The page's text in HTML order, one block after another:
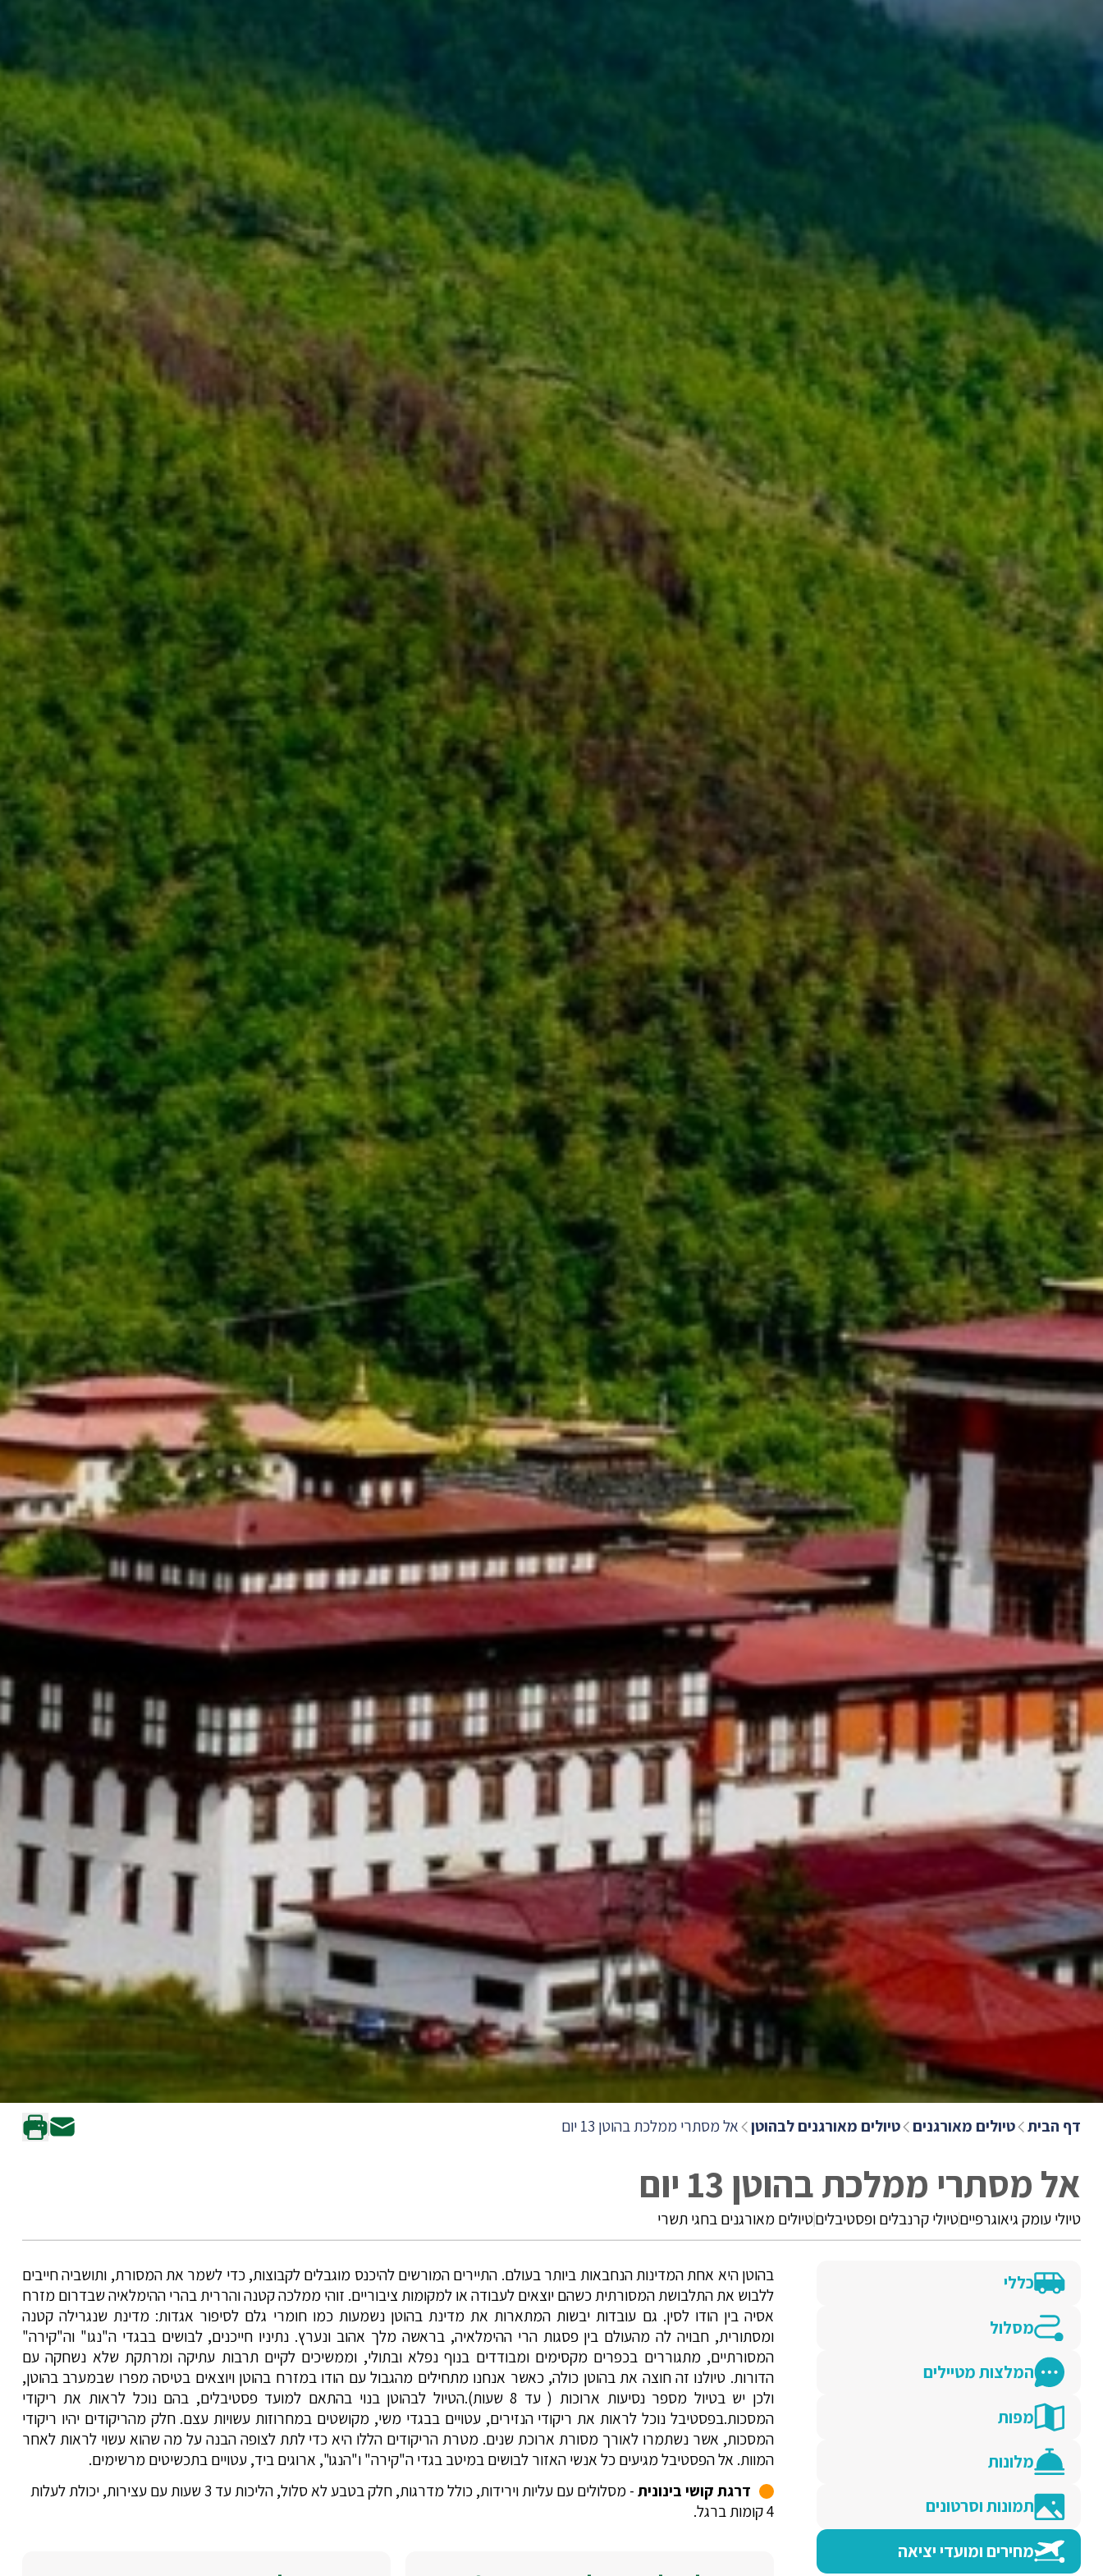
דף הבית טיולים מאורגנים טיולים מאורגנים לבהוטן אל מסתרי ממלכת בהוטן 13 יום
אל מסתרי ממלכת בהוטן 13 יום
טיולי עומק גיאוגרפייםטיולי קרנבלים ופסטיבליםטיולים מאורגנים בחגי תשרי
כללי
מסלול
המלצות מטיילים
מפות
מלונות
תמונות וסרטונים
מחירים ומועדי יציאה
בהוטן היא אחת המדינות הנחבאות ביותר בעולם. התיירים המורשים להיכנס מוגבלים לקבוצות, כדי לשמר את המסורת, ותושביה חייבים
ללבוש את התלבושת המסורתית כשהם יוצאים לעבודה או למקומות ציבוריים. זוהי ממלכה קטנה והררית בהרי ההימלאיה שבדרום מזרח
אסיה בין הודו לסין. גם עובדות יבשות המתארות את מדינת בהוטן נשמעות כמו חומרי גלם לסיפור אגדות: מדינת שנגרילה קטנה
ומסתורית, חבויה לה מהעולם בין פסגות הרי ההימלאיה, בראשה מלך אהוב ונערץ. נתיניו חייכנים, לבושים בבגדי ה"נגו" וה"קירה"
המסורתיים, מתגוררים בכפרים מקסימים ומבודדים בנוף נפלא ובתולי, וממשיכים לקיים תרבות עתיקה ומרתקת שלא נשחקה עם
הדורות. טיולנו זה חוצה את בהוטן כולה, כאשר אנחנו מתחילים מהגבול עם הודו במזרח בהוטן ויוצאים בטיסה מפרו שבמערב בהוטן,
ולכן יש בטיול מספר נסיעות ארוכות ( עד 8 שעות).הטיול לבהוטן בנוי בהתאם למועד פסטיבלים, בהם נוכל לראות את ריקודי
המסכות.בפסטיבל נוכל לראות את ריקודי הנזירים, עטויים בבגדי משי, מקושטים במחרוזות עשויות עצם. חלק מהריקודים יהיו ריקודי
המסכות, אשר נשתמרו לאורך מסורת ארוכת שנים. מטרת הריקודים הללו היא כדי לתת לצופה הבנה על מה שהוא עשוי לראות לאחר
המוות. אל הפסטיבל מגיעים כל אנשי האזור לבושים במיטב בגדי ה"קירה" ו"הנגו", ארוגים ביד, עטויים בתכשיטים מרשימים.
דרגת קושי בינונית
- מסלולים עם עליות וירידות, כולל מדרגות, חלק בטבע לא סלול, הליכות עד 3 שעות עם עצירות, יכולת לעלות
4 קומות ברגל.